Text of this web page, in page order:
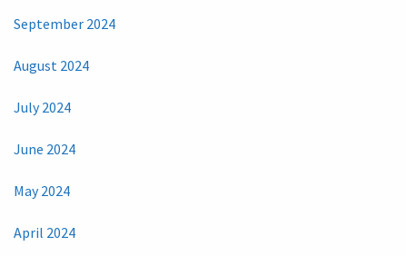
September 2024
August 2024
July 2024
June 2024
May 2024
April 2024